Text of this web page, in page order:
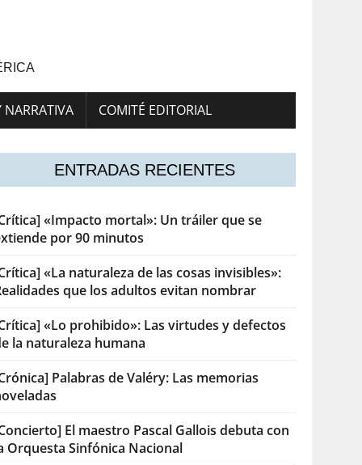
NARRATIVA COMITÉ EDITORIAL
ENTRADAS RECIENTES
«Impacto mortal»: Un tráiler que se
por 90 minutos
«La naturaleza de las cosas invisibles»:
que los adultos evitan nombrar
«Lo prohibido»: Las virtudes y defectos
la naturaleza humana
Palabras de Valéry: Las memorias
El maestro Pascal Gallois debuta con
Orquesta Sinfónica Nacional